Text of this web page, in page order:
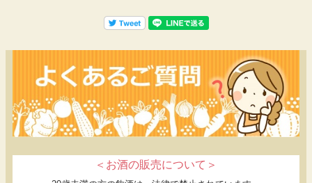
こだわったお醤油をぜひ！
◎品名：こいくちしょうゆ（本醸造）
◎原材料：大豆、小麦（埼玉県産）、食塩
◎内容量：1リットル
◎賞味期限：１年間（商品に記載）
◎保存方法：直射日光、高温多湿を避け、なるべくお
＜お酒の販売について＞